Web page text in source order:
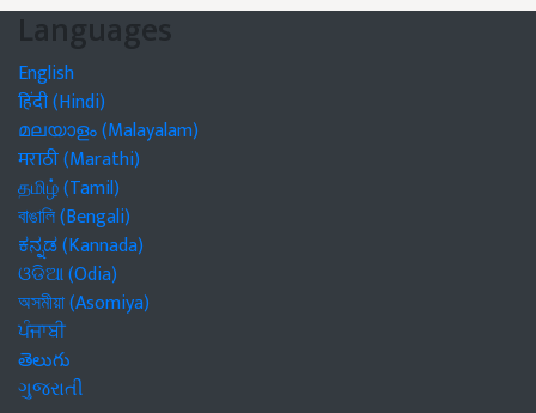
Languages
English
हिंदी (Hindi)
മലയാളം (Malayalam)
मराठी (Marathi)
தமிழ் (Tamil)
বাঙালি (Bengali)
ಕನ್ನಡ (Kannada)
ଓଡିଆ (Odia)
অসমীয়া (Asomiya)
ਪੰਜਾਬੀ
తెలుగు
ગુજરાતી